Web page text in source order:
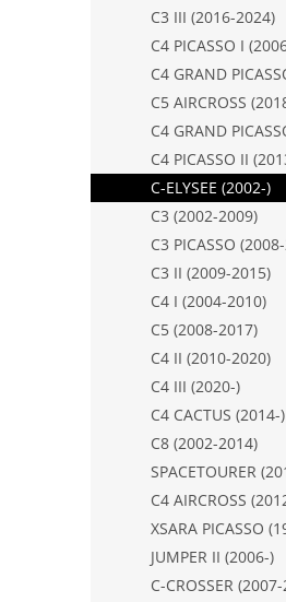
C3 III (2016-2024)
C4 PICASSO I
C4 GRAND
C5 AIRCROSS
C4 GRAND
C4 PICASSO II
C-ELYSEE (2002-)
C3 (2002-2009)
C3 PICASSO
C3 II (2009-2015)
C4 I (2004-2010)
C5 (2008-2017)
C4 II (2010-2020)
C4 III (2020-)
C4 CACTUS (2014-)
C8 (2002-2014)
SPACETOURER
C4 AIRCROSS
XSARA PICASSO
JUMPER II (2006-)
C-CROSSER